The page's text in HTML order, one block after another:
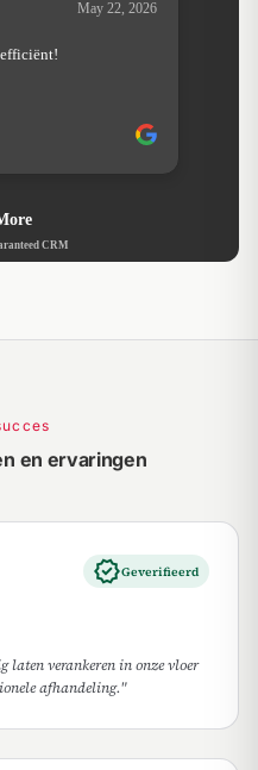
en ervaringen
verifiedGeverifieerd
laten verankeren in onze vloer
afhandeling."